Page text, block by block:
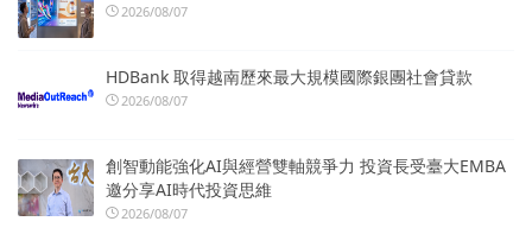
2026/08/07
HDBank 取得越南歷來最大規模國際銀團社會貸款
2026/08/07
創智動能強化AI與經營雙軸競爭力 投資長受臺大EMBA
邀分享AI時代投資思維
2026/08/07